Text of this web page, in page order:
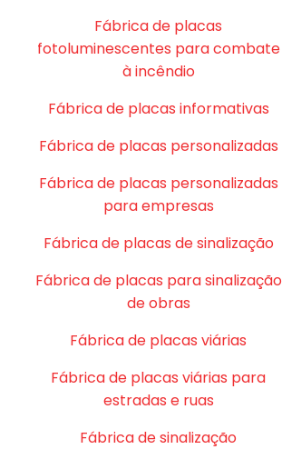
Fábrica de placas
fotoluminescentes para combate
à incêndio
Fábrica de placas informativas
Fábrica de placas personalizadas
Fábrica de placas personalizadas
para empresas
Fábrica de placas de sinalização
Fábrica de placas para sinalização
de obras
Fábrica de placas viárias
Fábrica de placas viárias para
estradas e ruas
Fábrica de sinalização